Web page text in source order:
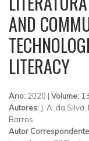
AND
LITERACY
Ano: 2020 | Volume:
Autores: J. A. da Silva,
Barros
Autor